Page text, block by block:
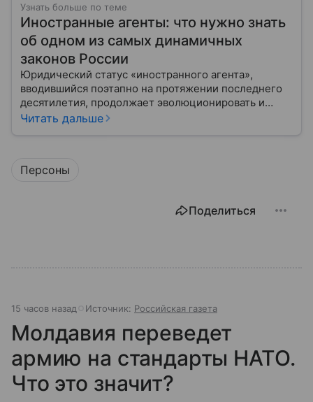
Узнать больше по теме
Иностранные агенты: что нужно знать
об одном из самых динамичных
законов России
Юридический статус «иностранного агента»,
вводившийся поэтапно на протяжении последнего
десятилетия, продолжает эволюционировать и
оказывать существенное влияние на деятельность
анализа этого явления: его юридических оснований,
Читать дальше
Персоны
Поделиться
15 часов назад Источник: Российская газета
Молдавия переведет
армию на стандарты НАТО.
Что это значит?